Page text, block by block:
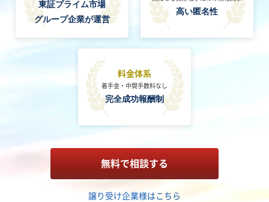
東証プライム市場
グループ企業が運営
高い匿名性
料金体系
着手金・ 中間手数料なし
完全成功報酬制
無料で相談する
譲り受け企業様はこちら